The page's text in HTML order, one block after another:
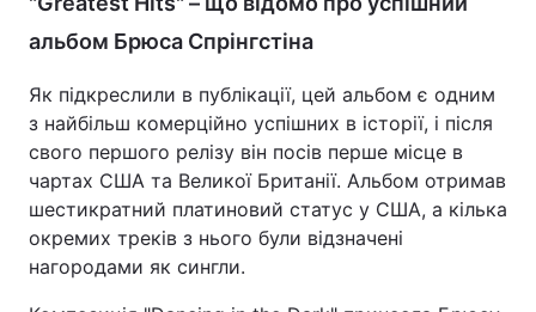
альбом Брюса Спрінгстіна
Як підкреслили в публікації, цей альбом є одним
з найбільш комерційно успішних в історії, і після
свого першого релізу він посів перше місце в
чартах США та Великої Британії. Альбом отримав
шестикратний платиновий статус у США, а кілька
окремих треків з нього були відзначені
нагородами як сингли.